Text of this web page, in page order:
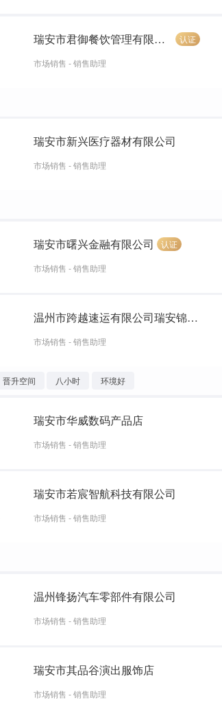
瑞安市君御餐饮管理有限公司 认证
市场销售 - 销售助理
瑞安市新兴医疗器材有限公司
市场销售 - 销售助理
瑞安市曙兴金融有限公司 认证
市场销售 - 销售助理
温州市跨越速运有限公司瑞安锦湖营业部
市场销售 - 销售助理
晋升空间 八小时 环境好
瑞安市华威数码产品店
市场销售 - 销售助理
瑞安市若宸智航科技有限公司
市场销售 - 销售助理
温州锋扬汽车零部件有限公司
市场销售 - 销售助理
瑞安市其品谷演出服饰店
市场销售 - 销售助理